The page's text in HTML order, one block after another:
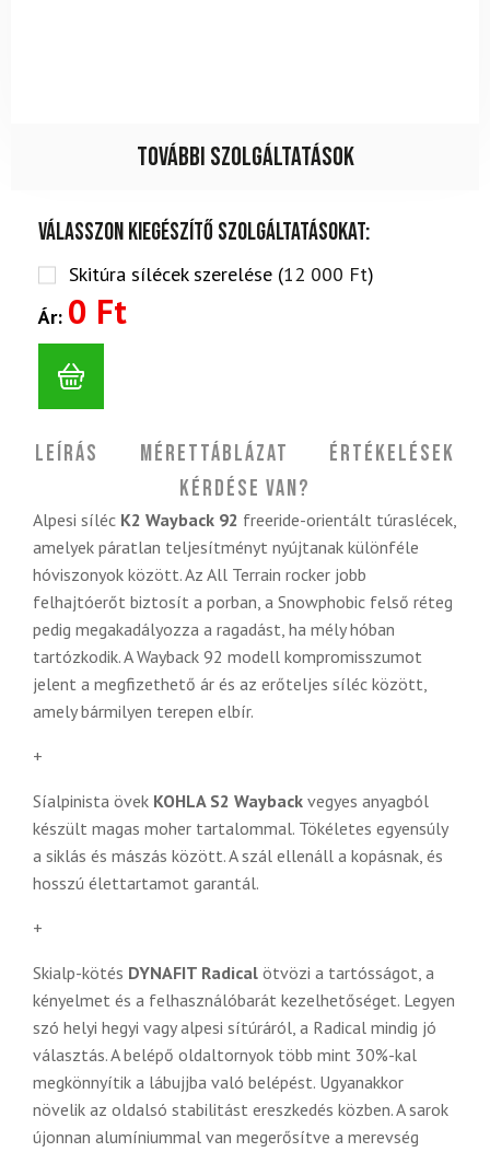
További szolgáltatások
Válasszon kiegészítő szolgáltatásokat:
Skitúra sílécek szerelése (12 000 Ft)
Ár: 0 Ft
Leírás Mérettáblázat
Értékelések
Kérdése van?
Alpesi síléc K2 Wayback 92 freeride-orientált túraslécek,
amelyek páratlan teljesítményt nyújtanak különféle
hóviszonyok között. Az All Terrain rocker jobb
felhajtóerőt biztosít a porban, a Snowphobic felső réteg
pedig megakadályozza a ragadást, ha mély hóban
tartózkodik. A Wayback 92 modell kompromisszumot
jelent a megfizethető ár és az erőteljes síléc között,
amely bármilyen terepen elbír.
+
Síalpinista övek KOHLA S2 Wayback vegyes anyagból
készült magas moher tartalommal. Tökéletes egyensúly
a siklás és mászás között. A szál ellenáll a kopásnak, és
hosszú élettartamot garantál.
+
Skialp-kötés DYNAFIT Radical ötvözi a tartósságot, a
kényelmet és a felhasználóbarát kezelhetőséget. Legyen
szó helyi hegyi vagy alpesi sítúráról, a Radical mindig jó
választás.A belépő oldaltornyok több mint 30%-kal
megkönnyítik a lábujjba való belépést. Ugyanakkor
növelik az oldalsó stabilitást ereszkedés közben.A sarok
újonnan alumíniummal van megerősítve a merevség